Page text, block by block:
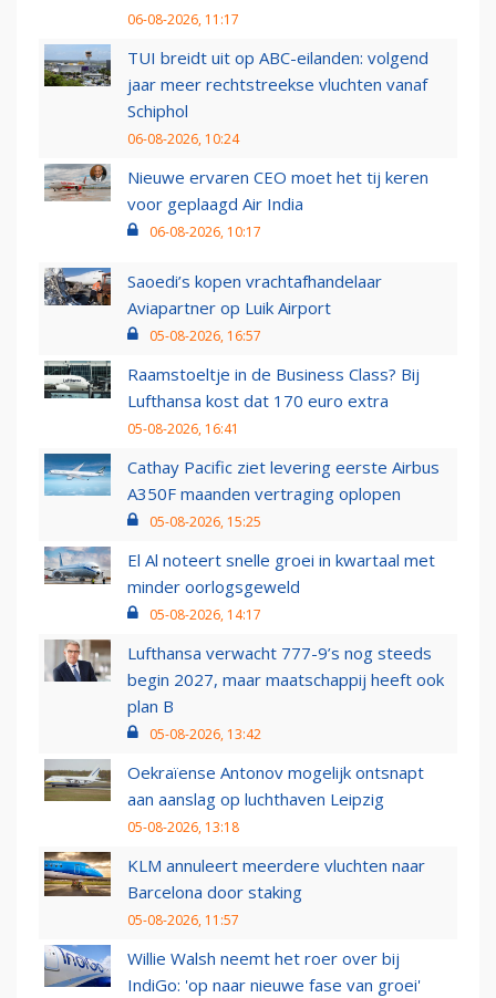
06-08-2026, 11:17
TUI breidt uit op ABC-eilanden: volgend
jaar meer rechtstreekse vluchten vanaf
Schiphol
06-08-2026, 10:24
Nieuwe ervaren CEO moet het tij keren
voor geplaagd Air India
06-08-2026, 10:17
Saoedi’s kopen vrachtafhandelaar
Aviapartner op Luik Airport
05-08-2026, 16:57
Raamstoeltje in de Business Class? Bij
Lufthansa kost dat 170 euro extra
05-08-2026, 16:41
Cathay Pacific ziet levering eerste Airbus
A350F maanden vertraging oplopen
05-08-2026, 15:25
El Al noteert snelle groei in kwartaal met
minder oorlogsgeweld
05-08-2026, 14:17
Lufthansa verwacht 777-9’s nog steeds
begin 2027, maar maatschappij heeft ook
plan B
05-08-2026, 13:42
Oekraïense Antonov mogelijk ontsnapt
aan aanslag op luchthaven Leipzig
05-08-2026, 13:18
KLM annuleert meerdere vluchten naar
Barcelona door staking
05-08-2026, 11:57
Willie Walsh neemt het roer over bij
IndiGo: 'op naar nieuwe fase van groei'